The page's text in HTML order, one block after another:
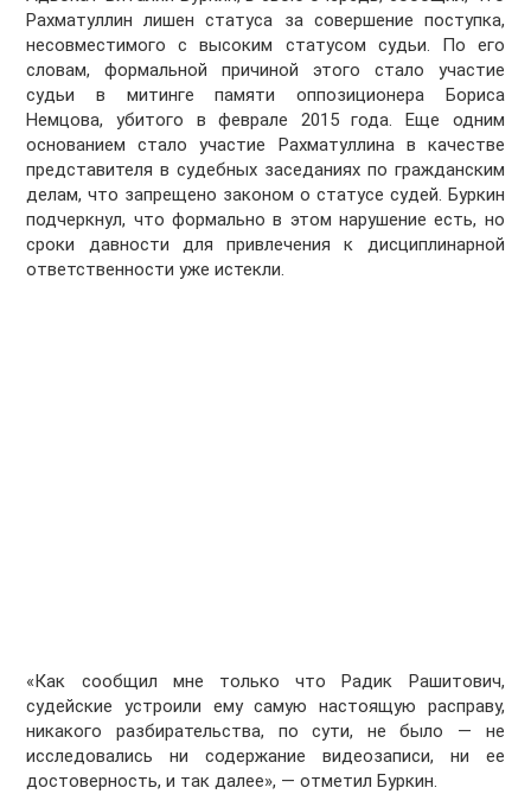
Рахматуллин лишен статуса за совершение поступка,
несовместимого с высоким статусом судьи. По его
словам, формальной причиной этого стало участие
судьи в митинге памяти оппозиционера Бориса
Немцова, убитого в феврале 2015 года. Еще одним
основанием стало участие Рахматуллина в качестве
представителя в судебных заседаниях по гражданским
делам, что запрещено законом о статусе судей. Буркин
подчеркнул, что формально в этом нарушение есть, но
сроки давности для привлечения к дисциплинарной
ответственности уже истекли.
«Как сообщил мне только что Радик Рашитович,
судейские устроили ему самую настоящую расправу,
никакого разбирательства, по сути, не было — не
исследовались ни содержание видеозаписи, ни ее
достоверность, и так далее», — отметил Буркин.